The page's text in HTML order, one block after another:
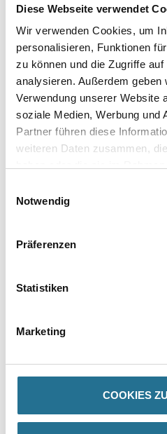
Diese Webseite verwendet
Wir verwenden Cookies, um
personalisieren, Funktionen
zu können und die Zugriffe
analysieren. Außerdem
Verwendung unserer Website
soziale Medien, Werbung und
Partner führen diese
weiteren Daten zusammen,
Notwendig
Präferenzen
Statistiken
Marketing
COOKIES
Körnung
Umrechnungsfaktoren
- Ideal zum Schleifen weicher und
von Füllern und Grundierungen